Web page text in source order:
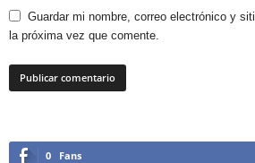
Guardar mi nombre, correo electrónico y
la próxima vez que comente.
0 Fans